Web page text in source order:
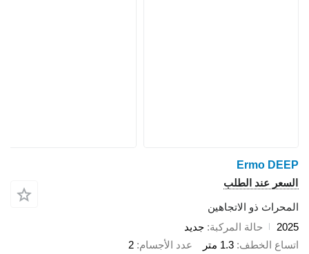
Ermo DEEP
السعر عند الطلب
المحراث ذو الاتجاهين
2025
حالة المركبة جديد
اتساع الخطف 1.3 متر عدد الأجسام 2